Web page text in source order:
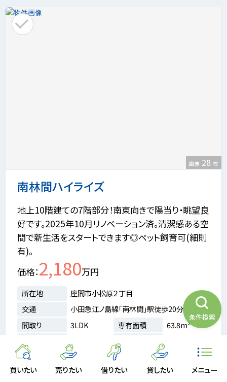
買いたい 売りたい 借りたい 貸したい メニュー
南林間ハイライズ
画像 28 枚
地上10階建ての7階部分！南東向きで陽当り・眺望良
好です。2025年10月リノベーション済。清潔感ある空
間で新生活をスタートできます◎ペット飼育可(細則
有)。
価格 2,180万円
所在地
座間市小松原２丁目
交通
小田急江ノ島線「南林間」駅徒歩20分
間取り
3LDK 専有面積
63.8m²
ペット相談 リフォーム済み
条件検索